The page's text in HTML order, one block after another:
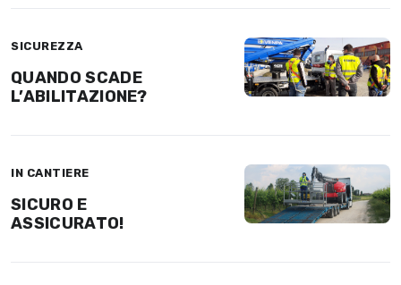
SICUREZZA
QUANDO SCADE
L’ABILITAZIONE?
IN CANTIERE
SICURO E
ASSICURATO!